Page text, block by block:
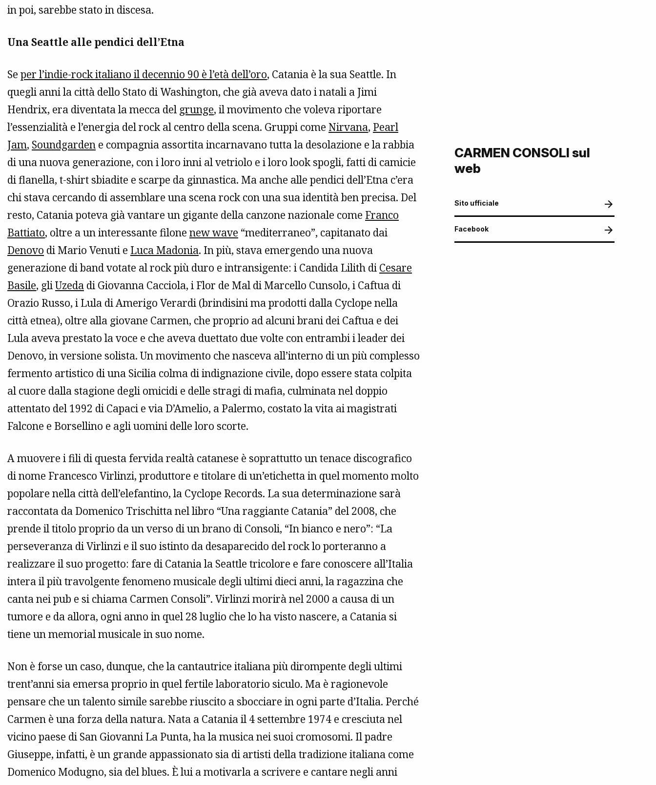
in poi, sarebbe stato in discesa.
Una Seattle alle pendici dell’Etna
Se per l’indie-rock italiano il decennio 90 è l’età dell’oro, Catania è la sua Seattle. In
quegli anni la città dello Stato di Washington, che già aveva dato i natali a Jimi
Hendrix, era diventata la mecca del grunge, il movimento che voleva riportare
l’essenzialità e l’energia del rock al centro della scena. Gruppi come Nirvana, Pearl
Jam, Soundgarden e compagnia assortita incarnavano tutta la desolazione e la rabbia
di una nuova generazione, con i loro inni al vetriolo e i loro look spogli, fatti di camicie
di flanella, t-shirt sbiadite e scarpe da ginnastica. Ma anche alle pendici dell’Etna c’era
chi stava cercando di assemblare una scena rock con una sua identità ben precisa. Del
resto, Catania poteva già vantare un gigante della canzone nazionale come Franco
Battiato, oltre a un interessante filone new wave “mediterraneo”, capitanato dai
Denovo di Mario Venuti e Luca Madonia. In più, stava emergendo una nuova
generazione di band votate al rock più duro e intransigente: i Candida Lilith di Cesare
Basile, gliUzeda di Giovanna Cacciola, i Flor de Mal di Marcello Cunsolo, i Caftua di
Orazio Russo, i Lula di Amerigo Verardi (brindisini ma prodotti dalla Cyclope nella
città etnea), oltre alla giovane Carmen, che proprio ad alcuni brani dei Caftua e dei
Lula aveva prestato la voce e che aveva duettato due volte con entrambi i leader dei
Denovo, in versione solista. Un movimento che nasceva all’interno di un più complesso
fermento artistico di una Sicilia colma di indignazione civile, dopo essere stata colpita
al cuore dalla stagione degli omicidi e delle stragi di mafia, culminata nel doppio
attentato del 1992 di Capaci e via D’Amelio, a Palermo, costato la vita ai magistrati
Falcone e Borsellino e agli uomini delle loro scorte.
A muovere i fili di questa fervida realtà catanese è soprattutto un tenace discografico
di nome Francesco Virlinzi, produttore e titolare di un’etichetta in quel momento molto
popolare nella città dell’elefantino, la Cyclope Records. La sua determinazione sarà
raccontata da Domenico Trischitta nel libro “Una raggiante Catania” del 2008, che
prende il titolo proprio da un verso di un brano di Consoli, “In bianco e nero”: “La
perseveranza di Virlinzi e il suo istinto da desaparecido del rock lo porteranno a
realizzare il suo progetto: fare di Catania la Seattle tricolore e fare conoscere all’Italia
intera il più travolgente fenomeno musicale degli ultimi dieci anni, la ragazzina che
canta nei pub e si chiama Carmen Consoli”. Virlinzi morirà nel 2000 a causa di un
tumore e da allora, ogni anno in quel 28 luglio che lo ha visto nascere, a Catania si
tiene un memorial musicale in suo nome.
Non è forse un caso, dunque, che la cantautrice italiana più dirompente degli ultimi
trent’anni sia emersa proprio in quel fertile laboratorio siculo. Ma è ragionevole
pensare che un talento simile sarebbe riuscito a sbocciare in ogni parte d’Italia. Perché
Carmen è una forza della natura. Nata a Catania il 4 settembre 1974 e cresciuta nel
vicino paese di San Giovanni La Punta, ha la musica nei suoi cromosomi. Il padre
Giuseppe, infatti, è un grande appassionato sia di artisti della tradizione italiana come
Domenico Modugno, sia del blues. È lui a motivarla a scrivere e cantare negli anni
CARMEN CONSOLI sul
web
Sito ufficiale
Facebook